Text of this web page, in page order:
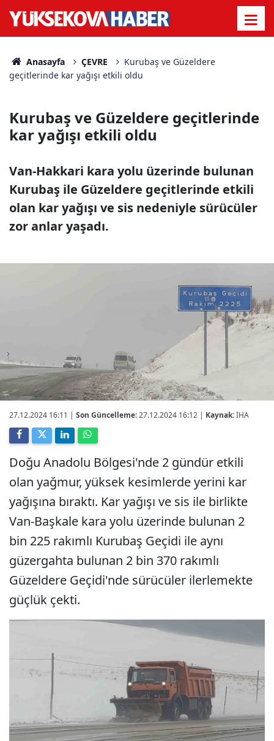
Anasayfa ÇEVRE
Kurubaş ve Güzeldere
geçitlerinde kar yağışı etkili oldu
Kurubaş ve Güzeldere geçitlerinde
kar yağışı etkili oldu
Van-Hakkari kara yolu üzerinde bulunan
Kurubaş ile Güzeldere geçitlerinde etkili
olan kar yağışı ve sis nedeniyle sürücüler
zor anlar yaşadı.
27.12.2024 16:11 | Son Güncelleme:27.12.2024 16:12 | Kaynak:İHA
Doğu Anadolu Bölgesi'nde 2 gündür etkili
olan yağmur, yüksek kesimlerde yerini kar
yağışına bıraktı. Kar yağışı ve sis ile birlikte
Van-Başkale kara yolu üzerinde bulunan 2
bin 225 rakımlı Kurubaş Geçidi ile aynı
güzergahta bulunan 2 bin 370 rakımlı
Güzeldere Geçidi'nde sürücüler ilerlemekte
güçlük çekti.